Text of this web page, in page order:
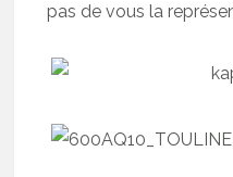
pas de vous la